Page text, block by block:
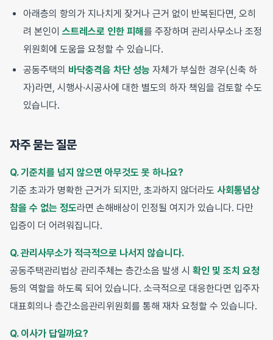
아래층의 항의가 지나치게 잦거나 근거 없이 반복된다면, 오히
려 본인이 스트레스로 인한 피해를 주장하며 관리사무소나 조정
위원회에 도움을 요청할 수 있습니다.
공동주택의 바닥충격음 차단 성능 자체가 부실한 경우(신축 하
자)라면, 시행사·시공사에 대한 별도의 하자 책임을 검토할 수도
있습니다.
자주 묻는 질문
Q. 기준치를 넘지 않으면 아무것도 못 하나요?
기준 초과가 명확한 근거가 되지만, 초과하지 않더라도 사회통념상
참을 수 없는 정도라면 손해배상이 인정될 여지가 있습니다. 다만
입증이 더 어려워집니다.
Q. 관리사무소가 적극적으로 나서지 않습니다.
공동주택관리법상 관리주체는 층간소음 발생 시 확인 및 조치 요청
등의 역할을 하도록 되어 있습니다. 소극적으로 대응한다면 입주자
대표회의나 층간소음관리위원회를 통해 재차 요청할 수 있습니다.
Q. 이사가 답일까요?